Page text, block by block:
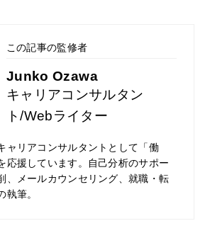
この記事の監修者
Junko Ozawa
キャリアコンサルタン
ト/Webライター
ャリアコンサルタントとして「働
応援しています。自己分析のサポー
、メールカウンセリング、就職・転
執筆。